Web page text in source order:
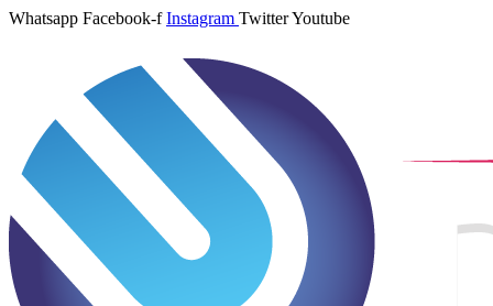
Whatsapp Facebook-f Instagram TwitterYoutube